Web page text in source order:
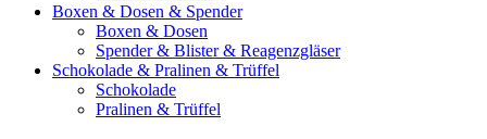
Boxen & Dosen & Spender
Boxen & Dosen
Spender & Blister & Reagenzgläser
Schokolade & Pralinen & Trüffel
Schokolade
Pralinen & Trüffel